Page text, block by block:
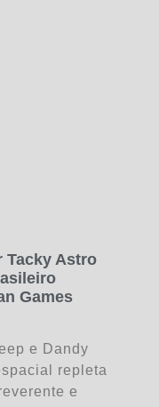
Tacky Astro
Games
e Dandy
repleta
e